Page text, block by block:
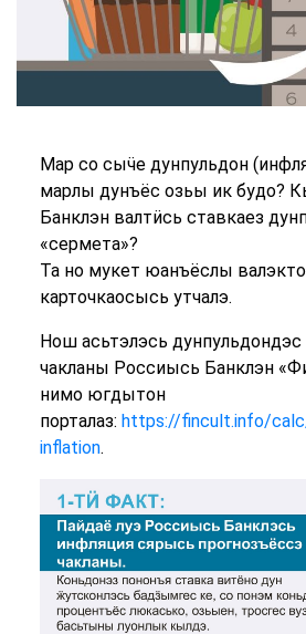
Мар со сыӵе дунпульдон
марлы дунъёс озьы ик будо?
Банклэн валтӥсь ставкаез
«сермета»?
Та но мукет юанъёслы
карточкаосысь утчалэ.
Нош асьтэлэсь
чакланы Россиысь Банклэн
нимо югдытон
порталаз: https://fincult.info/
inflation.